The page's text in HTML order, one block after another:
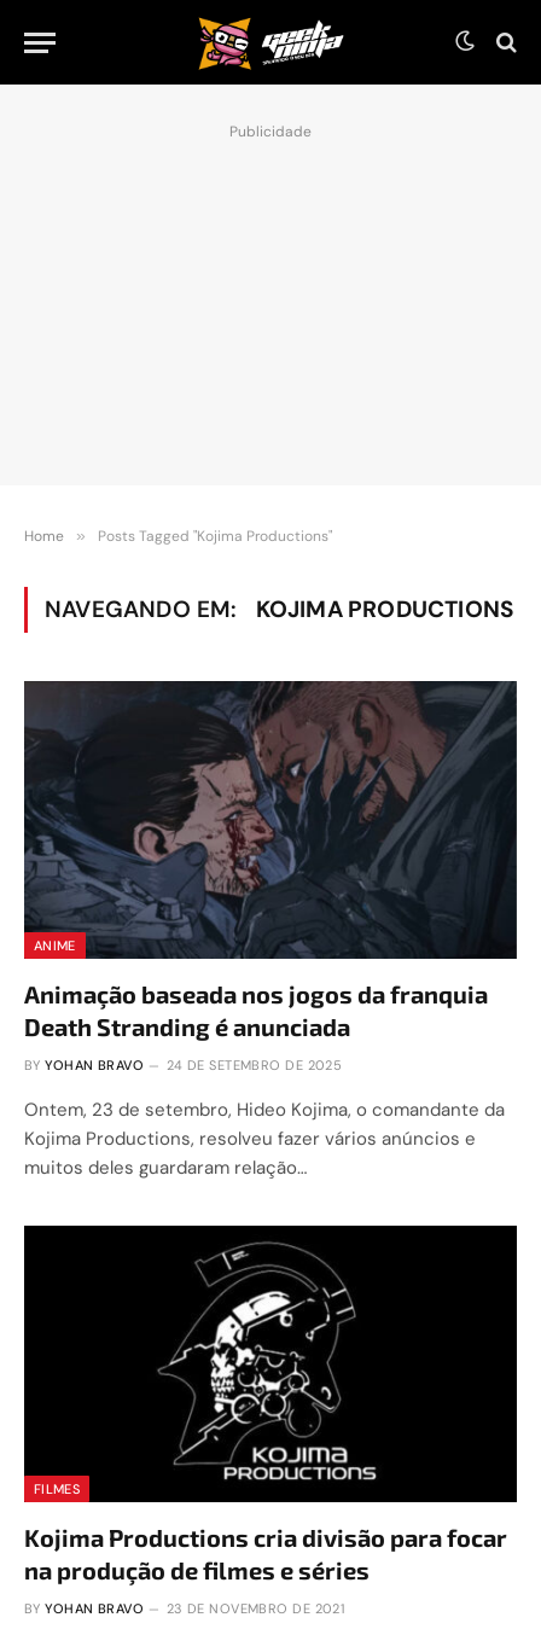
Publicidade
Home » Posts Tagged "Kojima Productions"
NAVEGANDO EM: KOJIMA PRODUCTIONS
ANIME
Animação baseada nos jogos da franquia
Death Stranding é anunciada
BY YOHAN BRAVO 24 DE SETEMBRO DE 2025
Ontem, 23 de setembro, Hideo Kojima, o comandante da
Kojima Productions, resolveu fazer vários anúncios e
muitos deles guardaram relação…
FILMES
Kojima Productions cria divisão para focar
na produção de filmes e séries
BY YOHAN BRAVO 23 DE NOVEMBRO DE 2021